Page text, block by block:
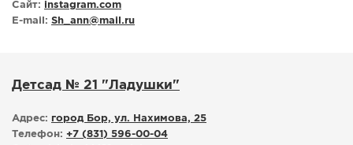
Сайт: instagram.com
E-mail: Sh_ann@mail.ru
Детсад № 21 "Ладушки"
Адрес: город Бор, ул. Нахимова, 25
Телефон: +7 (831) 596-00-04